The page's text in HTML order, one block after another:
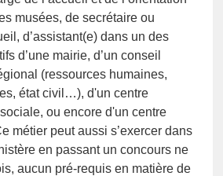
musées, de secrétaire ou
d’assistant(e) dans un des
d’une mairie, d’un conseil
(ressources humaines,
état civil…), d'un centre
ou encore d'un centre
métier peut aussi s’exercer dans
en passant un concours ne
aucun pré-requis en matière de